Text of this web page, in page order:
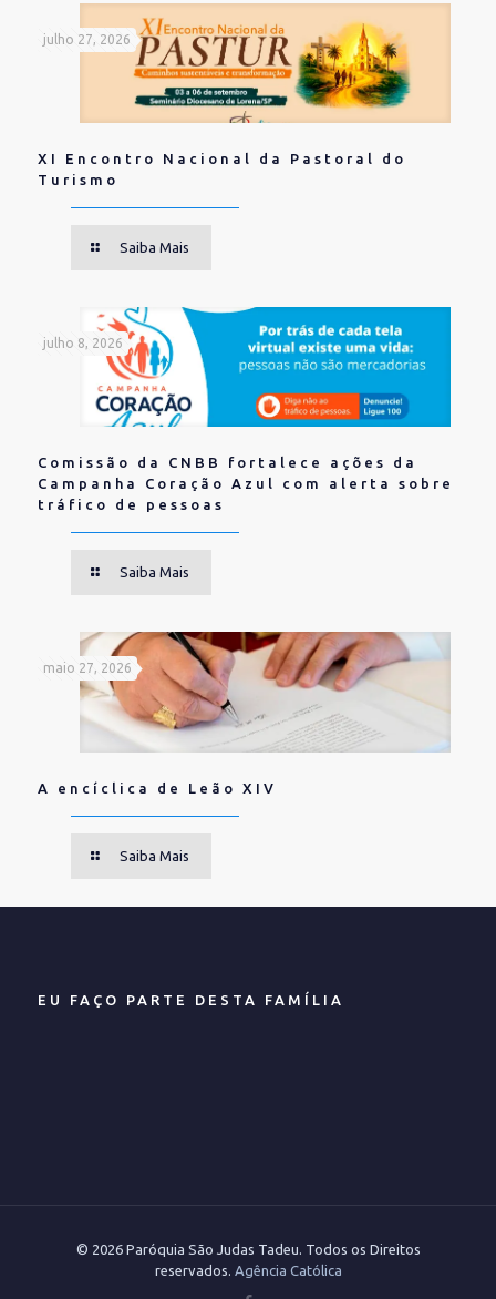
julho 27, 2026
XI Encontro Nacional da Pastoral do
Turismo
Saiba Mais
julho 8, 2026
Comissão da CNBB fortalece ações da
Campanha Coração Azul com alerta sobre
tráfico de pessoas
Saiba Mais
maio 27, 2026
A encíclica de Leão XIV
Saiba Mais
EU FAÇO PARTE DESTA FAMÍLIA
© 2026 Paróquia São Judas Tadeu. Todos os Direitos
reservados. Agência Católica